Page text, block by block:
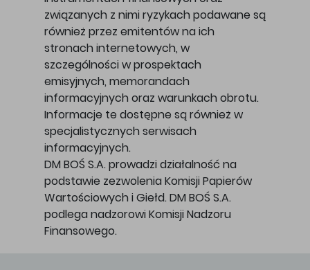
związanych z nimi ryzykach podawane są
również przez emitentów na ich
stronach internetowych, w
szczególności w prospektach
emisyjnych, memorandach
informacyjnych oraz warunkach obrotu.
Informacje te dostępne są również w
specjalistycznych serwisach
informacyjnych.
DM BOŚ S.A. prowadzi działalność na
podstawie zezwolenia Komisji Papierów
Wartościowych i Giełd. DM BOŚ S.A.
podlega nadzorowi Komisji Nadzoru
Finansowego.